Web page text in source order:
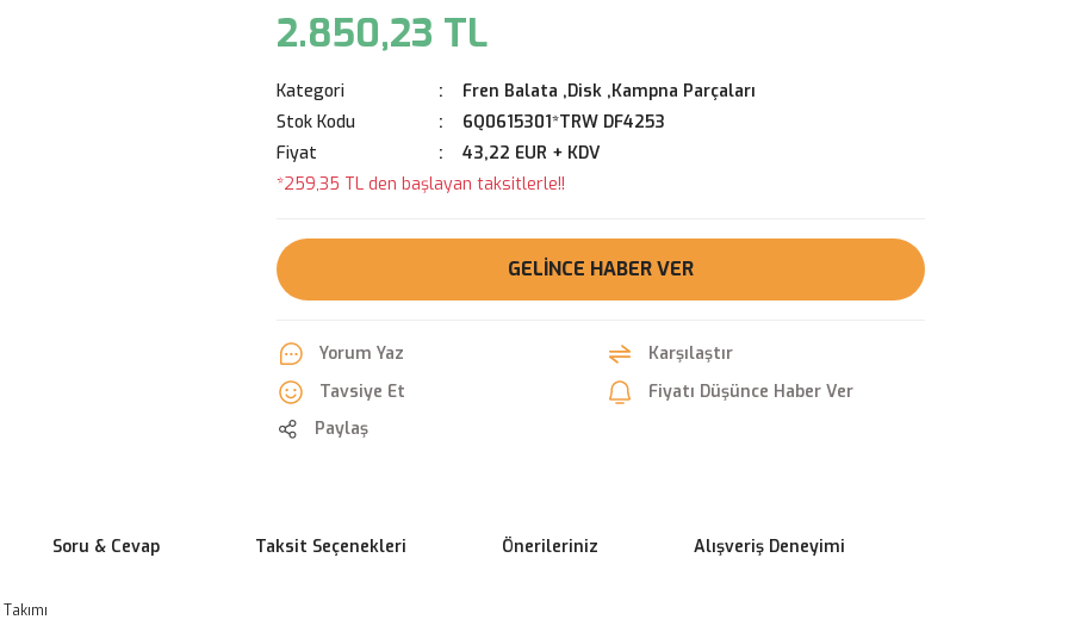
2.850,23 TL
Kategori
Fren Balata ,Disk ,Kampna Parçaları
Stok Kodu
6Q0615301*TRW DF4253
Fiyat
43,22 EUR + KDV
*259,35 TL den başlayan taksitlerle!!
GELINCE HABER VER
Yorum Yaz
Karşılaştır
Tavsiye Et
Fiyatı Düşünce Haber Ver
Paylaş
Soru & Cevap Taksit Seçenekleri Önerileriniz Alışveriş Deneyimi